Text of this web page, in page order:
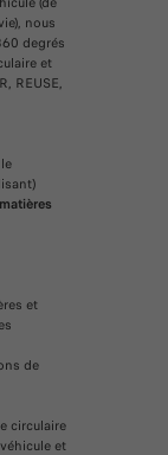
nous
degrés
et
REUSE,
et
de
circulaire
et